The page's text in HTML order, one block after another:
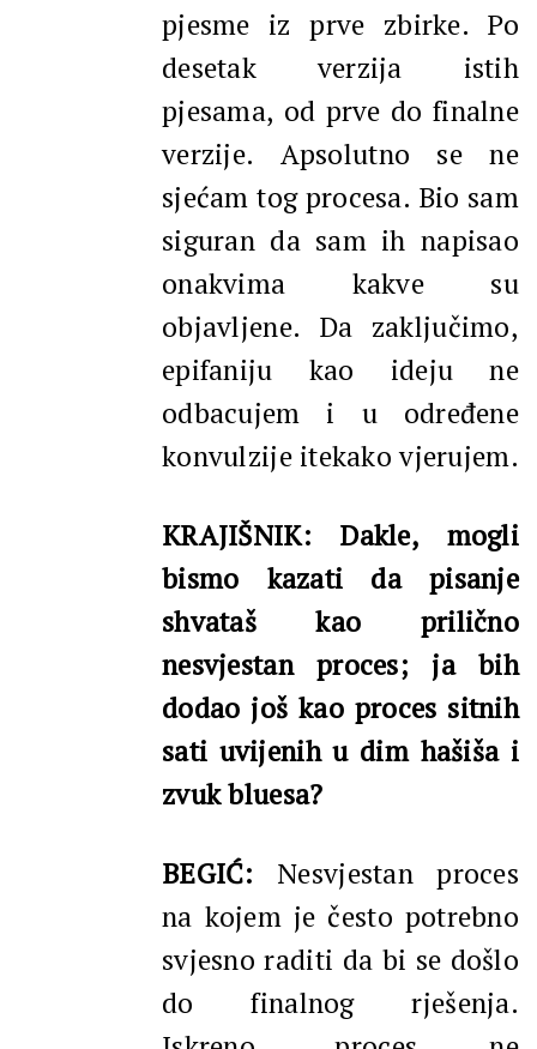
pjesme iz prve zbirke. Po
desetak verzija istih
pjesama, od prve do finalne
verzije. Apsolutno se ne
sjećam tog procesa. Bio sam
siguran da sam ih napisao
onakvima kakve su
objavljene. Da zaključimo,
epifaniju kao ideju ne
odbacujem i u određene
konvulzije itekako vjerujem.
KRAJIŠNIK: Dakle, mogli
bismo kazati da pisanje
shvataš kao prilično
nesvjestan proces; ja bih
dodao još kao proces sitnih
sati uvijenih u dim hašiša i
zvuk bluesa?
BEGIĆ: Nesvjestan proces
na kojem je često potrebno
svjesno raditi da bi se došlo
do finalnog rješenja.